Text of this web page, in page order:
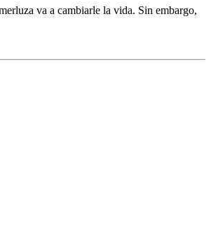
va a cambiarle la vida. Sin embargo,